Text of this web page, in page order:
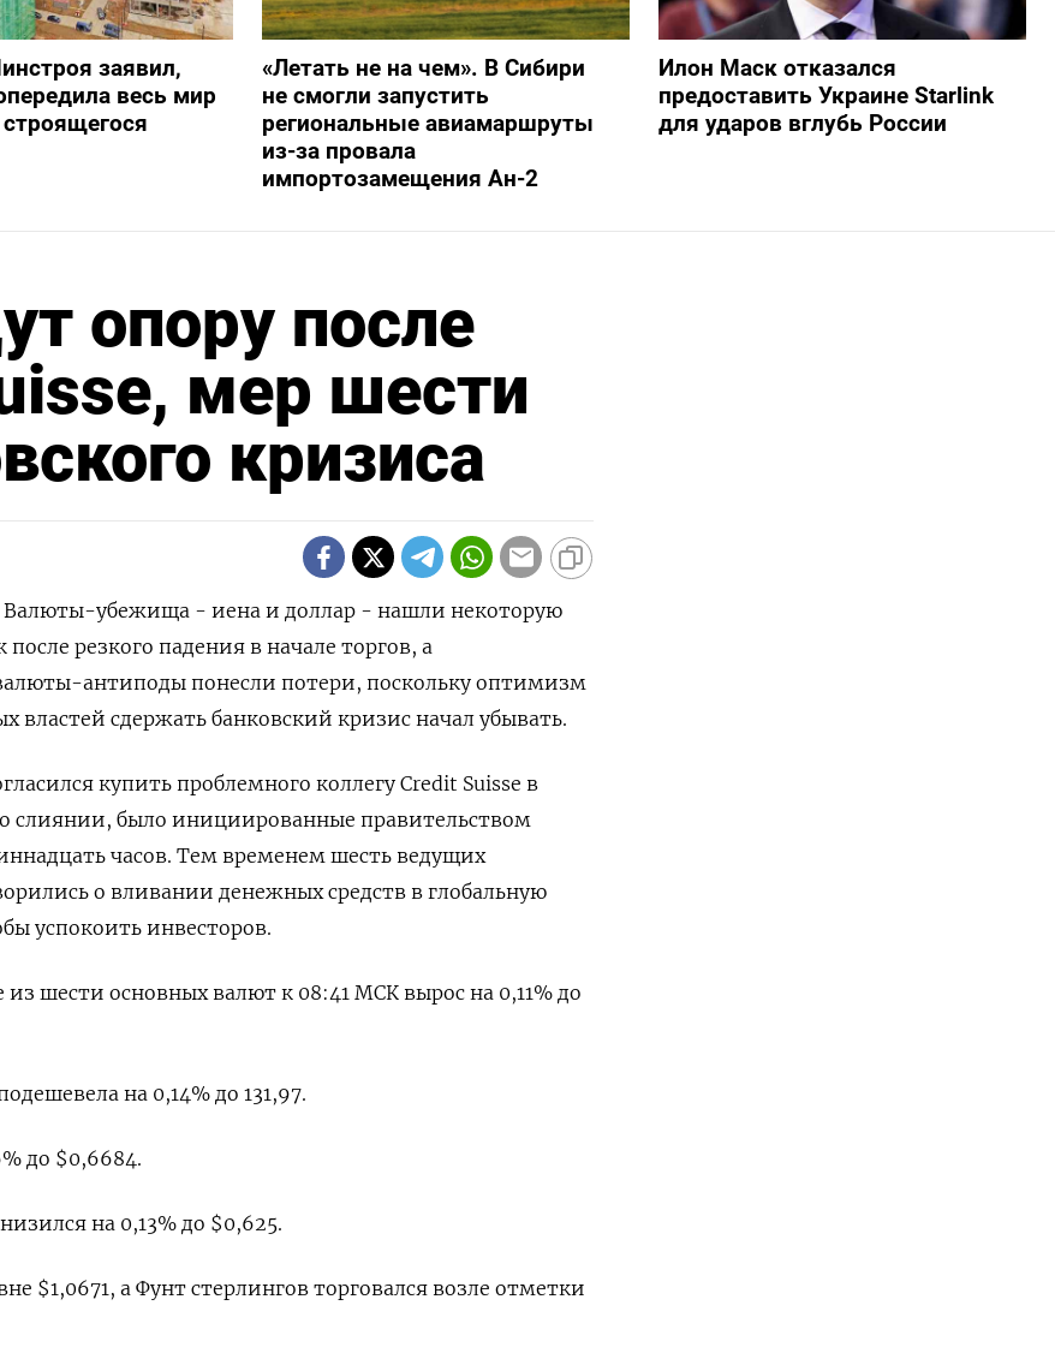
заявил,
весь мир
«Летать не на чем». В Сибири
не смогли запустить
региональные авиамаршруты
из-за провала
импортозамещения Ан-2
Илон Маск отказался
предоставить Украине Starlink
для ударов вглубь России
опору после
мер шести
кризиса
убежища - иена и доллар - нашли некоторую
резкого падения в начале торгов, а
антиподы понесли потери, поскольку оптимизм
властей сдержать банковский кризис начал убывать.
купить проблемного коллегу Credit Suisse в
о слиянии, было инициированные правительством
часов. Тем временем шесть ведущих
о вливании денежных средств в глобальную
успокоить инвесторов.
из шести основных валют к 08:41 МСК вырос на 0,11% до
на 0,14%​ до 131,97.
до $0,6684​.
на 0,13% до $0,625​.
$1,0671​, а Фунт стерлингов торговался возле отметки